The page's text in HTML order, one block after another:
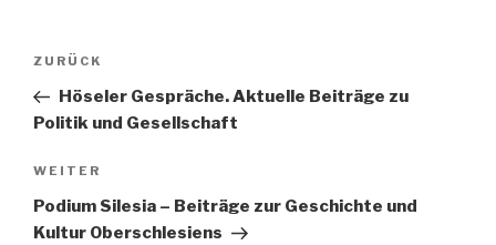
Vorheriger
Beitrag
ZURÜCK
Höseler Gespräche. Aktuelle Beiträge zu
Politik und Gesellschaft
Nächster
Beitrag
WEITER
Podium Silesia – Beiträge zur Geschichte und
Kultur Oberschlesiens